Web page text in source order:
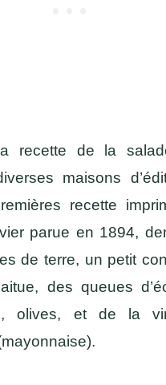
recette de la
maisons
recette
parue en 1894,
de terre, un petit
des queues
olives, et de la